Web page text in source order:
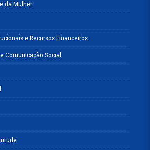
da Mulher
e Recursos Financeiros
Comunicação Social